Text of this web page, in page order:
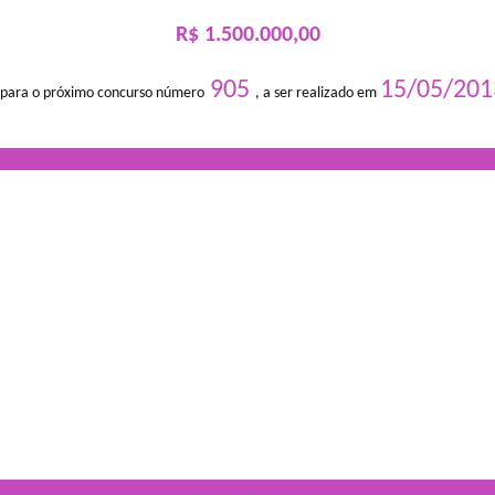
R$ 1.500.000,00
o próximo concurso número 905 , a ser realizado em 15/05/